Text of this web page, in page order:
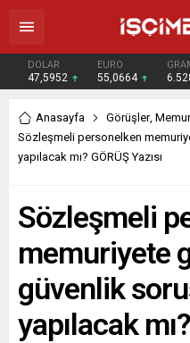
DOLAR
47,5952
EURO
55,0664
Anasayfa Görüşler, Memur
Sözleşmeli personelken
yapılacak mı? GÖRÜŞ Yazısı
Sözleşmeli
memuriyete
güvenlik
yapılacak